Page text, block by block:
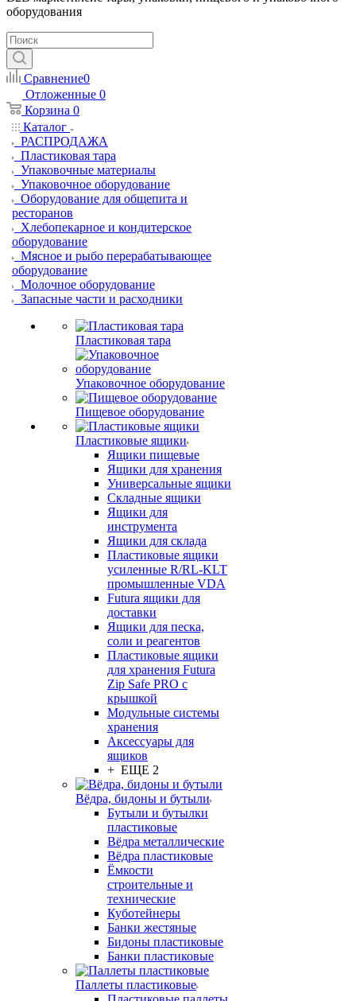
оборудования
Сравнение0
Отложенные 0
Корзина 0
Каталог
РАСПРОДАЖА
Пластиковая тара
Упаковочные материалы
Упаковочное оборудование
Оборудование для общепита и
ресторанов
Хлебопекарное и кондитерское
оборудование
Мясное и рыбо перерабатывающее
оборудование
Молочное оборудование
Запасные части и расходники
Пластиковая тара
Упаковочное оборудование
Пищевое оборудование
Пластиковые ящики
Ящики пищевые
Ящики для хранения
Универсальные ящики
Складные ящики
Ящики для
инструмента
Ящики для склада
Пластиковые ящики
усиленные R/RL-KLT
промышленные VDA
Futura ящики для
доставки
Ящики для песка,
соли и реагентов
Пластиковые ящики
для хранения Futura
Zip Safe PRO с
крышкой
Модульные системы
хранения
Аксессуары для
ящиков
+ ЕЩЕ 2
Вёдра, бидоны и бутыли
Бутыли и бутылки
пластиковые
Вёдра металлические
Вёдра пластиковые
Ёмкости
строительные и
технические
Куботейнеры
Банки жестяные
Бидоны пластиковые
Банки пластиковые
Паллеты пластиковые